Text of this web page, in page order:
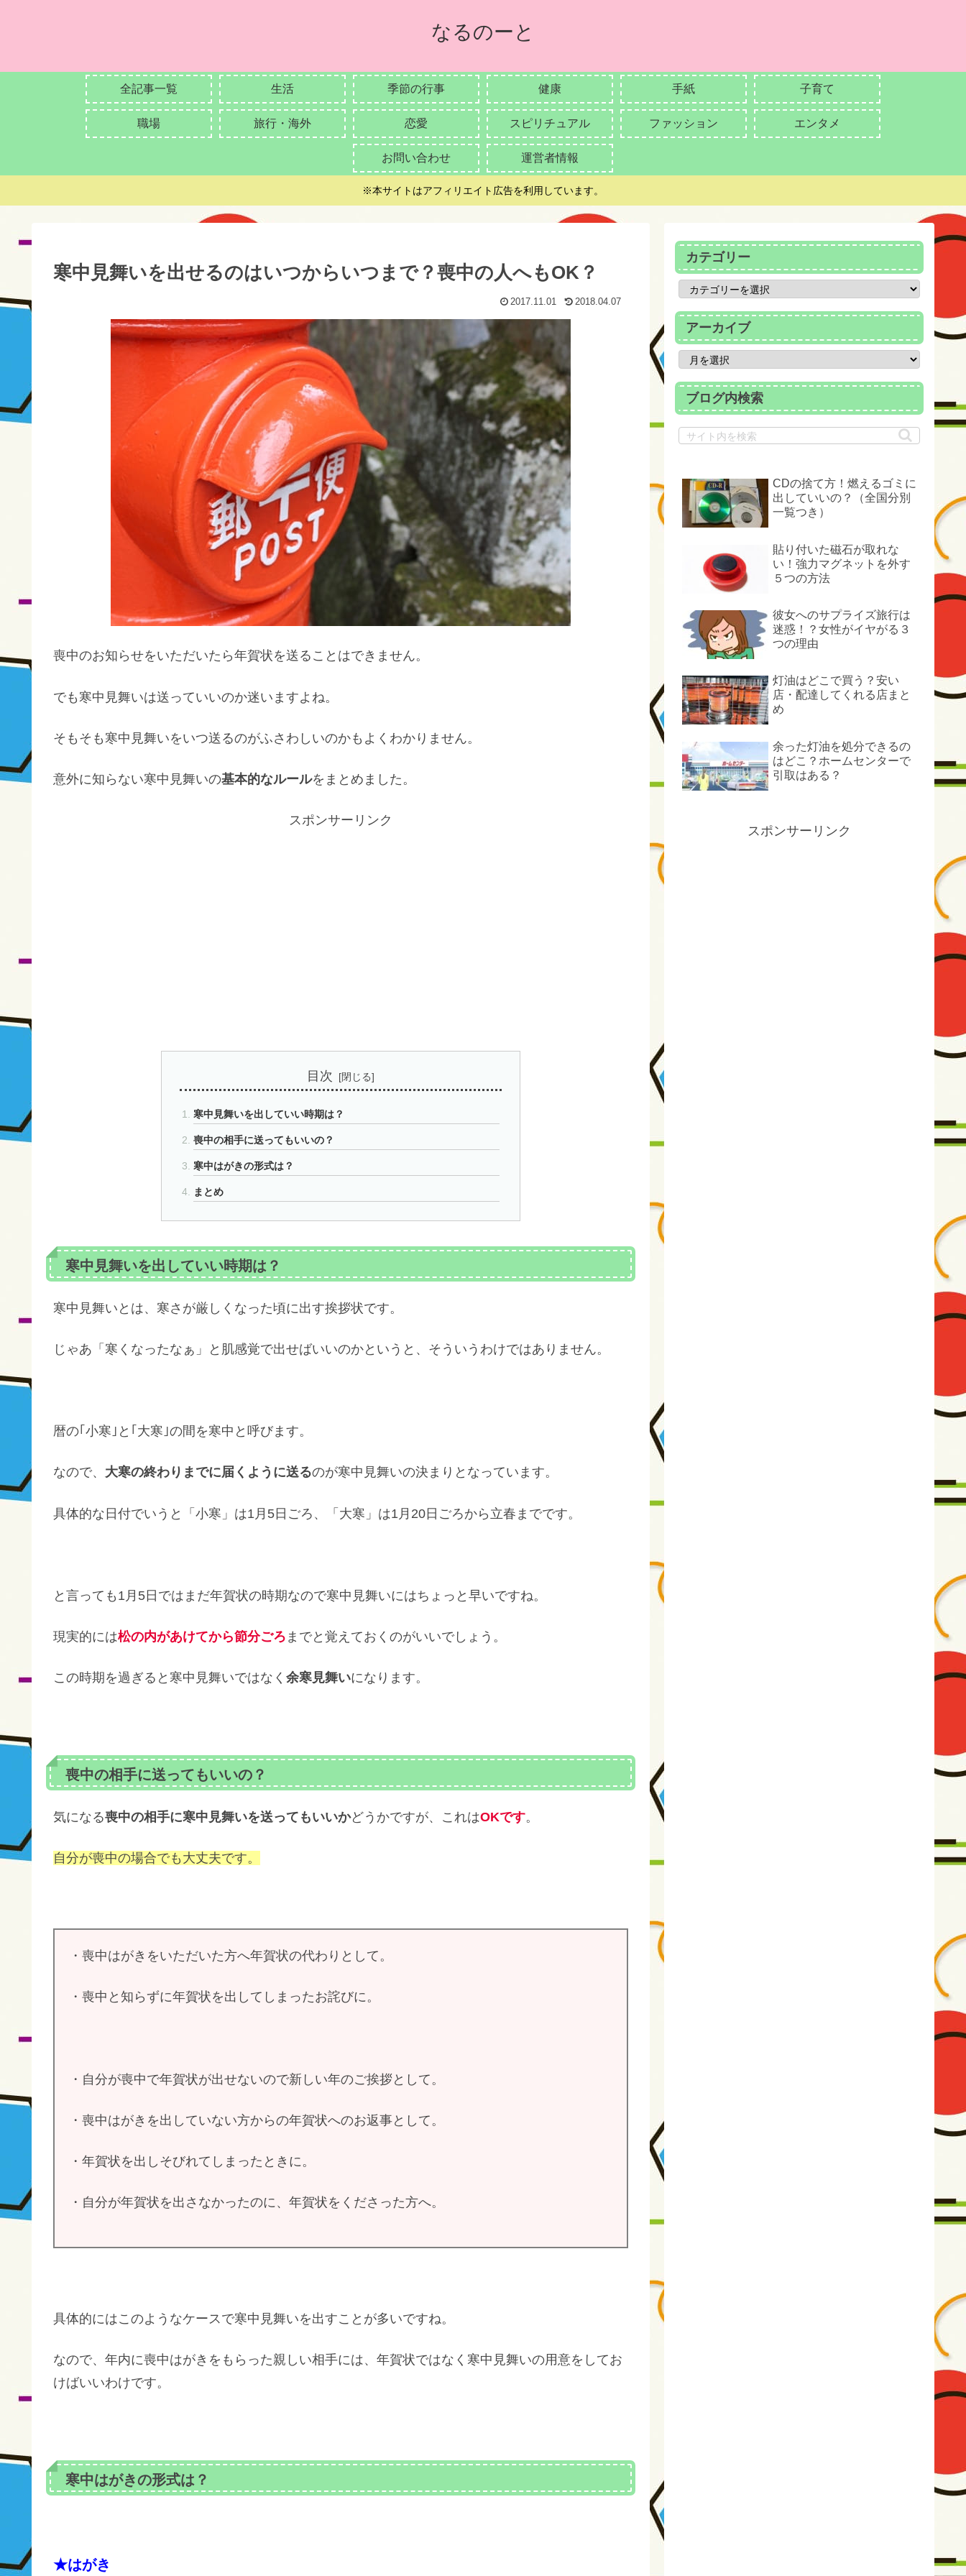
なるのーと
全記事一覧 生活 季節の行事 健康 手紙 子育て
職場 旅行・海外 恋愛 スピリチュアル ファッション エンタメ
お問い合わせ 運営者情報
※本サイトはアフィリエイト広告を利用しています。
寒中見舞いを出せるのはいつからいつまで？喪中の人へもOK？
2017.11.01 2018.04.07
喪中のお知らせをいただいたら年賀状を送ることはできません。
でも寒中見舞いは送っていいのか迷いますよね。
そもそも寒中見舞いをいつ送るのがふさわしいのかもよくわかりません。
意外に知らない寒中見舞いの基本的なルールをまとめました。
スポンサーリンク
目次
寒中見舞いを出していい時期は？
喪中の相手に送ってもいいの？
寒中はがきの形式は？
まとめ
寒中見舞いを出していい時期は？
寒中見舞いとは、寒さが厳しくなった頃に出す挨拶状です。
じゃあ「寒くなったなぁ」と肌感覚で出せばいいのかというと、そういうわけではありません。
暦の｢小寒｣と｢大寒｣の間を寒中と呼びます。
なので、 大寒の終わりまでに届くように送るのが寒中見舞いの決まりとなっています。
具体的な日付でいうと「小寒」は1月5日ごろ、「大寒」は1月20日ごろから立春までです。
と言っても1月5日ではまだ年賀状の時期なので寒中見舞いにはちょっと早いですね。
現実的には松の内があけてから節分ごろ までと覚えておくのがいいでしょう。
この時期を過ぎると寒中見舞いではなく 余寒見舞いになります。
喪中の相手に送ってもいいの？
気になる喪中の相手に寒中見舞いを送ってもいいかどうかですが、これはOKです。
自分が喪中の場合でも大丈夫です。
・喪中はがきをいただいた方へ年賀状の代わりとして。
・喪中と知らずに年賀状を出してしまったお詫びに。
・自分が喪中で年賀状が出せないので新しい年のご挨拶として。
・喪中はがきを出していない方からの年賀状へのお返事として。
・年賀状を出しそびれてしまったときに。
・自分が年賀状を出さなかったのに、年賀状をくださった方へ。
具体的にはこのようなケースで寒中見舞いを出すことが多いですね。
なので、年内に喪中はがきをもらった親しい相手には、年賀状ではなく寒中見舞いの用意をしてお
けばいいわけです。
寒中はがきの形式は？
★はがき
カテゴリー
アーカイブ
ブログ内検索
CDの捨て方！燃えるゴミに
出していいの？（全国分別
一覧つき）
貼り付いた磁石が取れな
い！強力マグネットを外す
５つの方法
彼女へのサプライズ旅行は
迷惑！？女性がイヤがる３
つの理由
灯油はどこで買う？安い
店・配達してくれる店まと
め
余った灯油を処分できるの
はどこ？ホームセンターで
引取はある？
スポンサーリンク